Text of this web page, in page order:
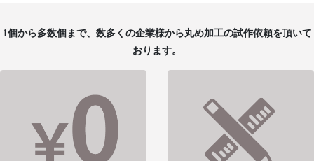
1個から多数個まで、数多くの企業様から丸め加工の試作依頼を頂いて
おります。